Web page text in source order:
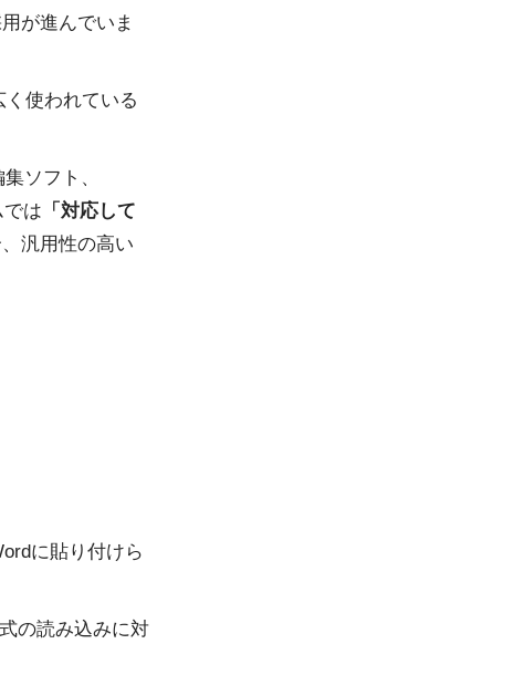
が進んでいま
使われている
ソフト、
は 「対応して
汎用性の高い
に貼り付けら
の読み込みに対